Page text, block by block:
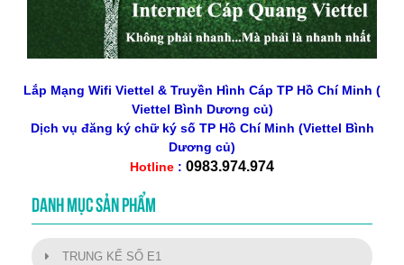
Lắp Mạng Wifi Viettel & Truyền Hình Cáp TP Hồ Chí Minh (
Viettel Bình Dương củ)
Dịch vụ đăng ký chữ ký số TP Hồ Chí Minh (Viettel Bình
Dương củ)
Hotline : 0983.974.974
DANH MỤC SẢN PHẨM
TRUNG KẾ SỐ E1